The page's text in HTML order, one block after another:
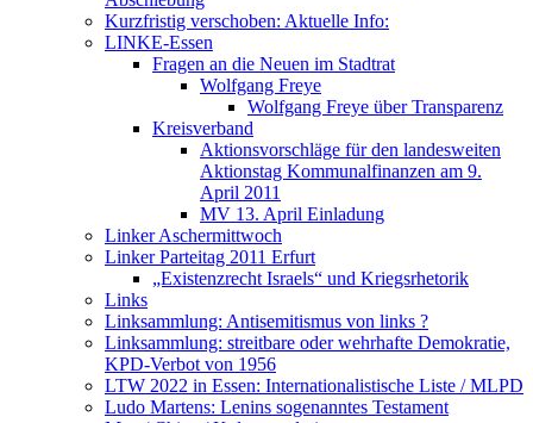
Kurzfristig verschoben: Aktuelle Info:
LINKE-Essen
Fragen an die Neuen im Stadtrat
Wolfgang Freye
Wolfgang Freye über Transparenz
Kreisverband
Aktionsvorschläge für den landesweiten
Aktionstag Kommunalfinanzen am 9.
April 2011
MV 13. April Einladung
Linker Aschermittwoch
Linker Parteitag 2011 Erfurt
„Existenzrecht Israels“ und Kriegsrhetorik
Links
Linksammlung: Antisemitismus von links ?
Linksammlung: streitbare oder wehrhafte Demokratie,
KPD-Verbot von 1956
LTW 2022 in Essen: Internationalistische Liste / MLPD
Ludo Martens: Lenins sogenanntes Testament